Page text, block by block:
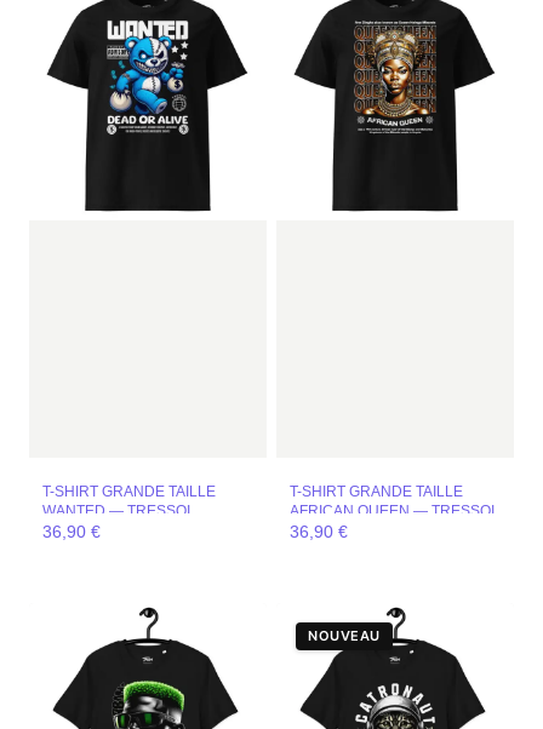
T-SHIRT GRANDE TAILLE
WANTED — TRESSOI
36,90 €
T-SHIRT GRANDE TAILLE
AFRICAN QUEEN — TRESSOI
36,90 €
NOUVEAU